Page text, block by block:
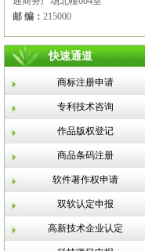
邮 编： 215000
快速通道
商标注册申请
专利技术咨询
作品版权登记
商品条码注册
软件著作权申请
双软认定申报
高新技术企业认定